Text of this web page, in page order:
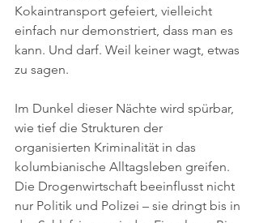
Kokaintransport gefeiert, vielleicht
einfach nur demonstriert, dass man es
kann. Und darf. Weil keiner wagt, etwas
zu sagen.
Im Dunkel dieser Nächte wird spürbar,
wie tief die Strukturen der
organisierten Kriminalität in das
kolumbianische Alltagsleben greifen.
Die Drogenwirtschaft beeinflusst nicht
nur Politik und Polizei – sie dringt bis in